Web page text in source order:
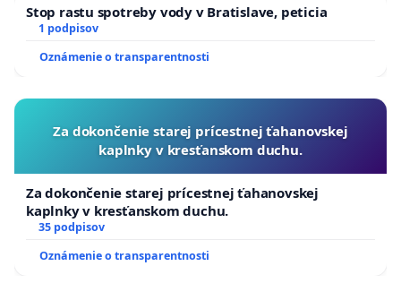
Stop rastu spotreby vody v Bratislave, peticia
1 podpisov
Oznámenie o transparentnosti
Za dokončenie starej prícestnej ťahanovskej
kaplnky v kresťanskom duchu.
Za dokončenie starej prícestnej ťahanovskej
kaplnky v kresťanskom duchu.
35 podpisov
Oznámenie o transparentnosti